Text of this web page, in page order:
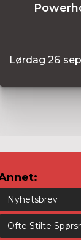
Lørdag 26 sep
Nyhetsbrev
Ofte Stilte